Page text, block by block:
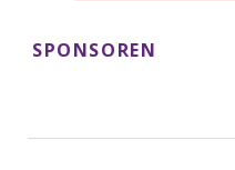
SPONSOREN